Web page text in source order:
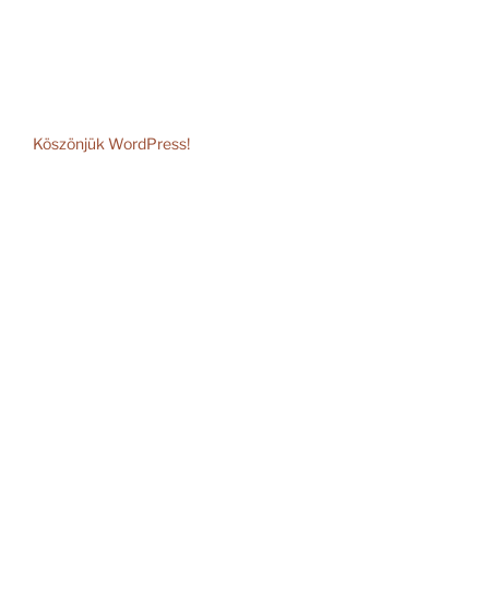
Köszönjük WordPress!